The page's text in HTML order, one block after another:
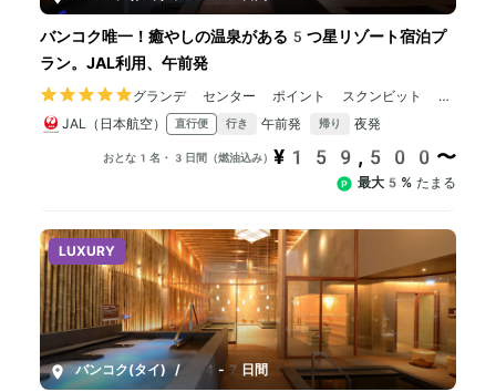
バンコク唯一！癒やしの温泉がある5つ星リゾート宿泊プ
ラン。JAL利用、午前発
グランデ センター ポイント スクンビット 5
5
JAL（日本航空） 直行便 行き 午前発 帰り 夜発
おとな1名・3日間（燃油込み） ¥159,500〜
最大5% たまる
LUXURY
バンコク(タイ) / 4-7日間